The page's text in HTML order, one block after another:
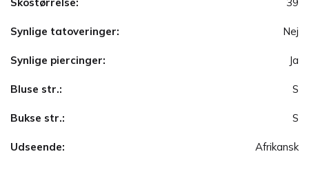
Skostørrelse: 39
Synlige tatoveringer: Nej
Synlige piercinger: Ja
Bluse str.: S
Bukse str.: S
Udseende: Afrikansk